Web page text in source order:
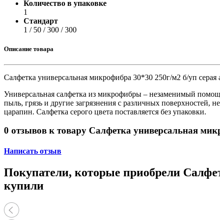
Принтеры, копиры, МФУ
Количество в упаковке
1
Стандарт
1 / 50 / 300 / 300
Описание товара
Салфетка универсальная микрофибра 30*30 250г/м2 б/уп серая
Универсальная салфетка из микрофибры – незаменимый
пыль, грязь и другие загрязнения с различных поверхностей,
царапин. Салфетка серого цвета поставляется без упаковки.
0 отзывов к товару Салфетка универсальная
Написать отзыв
Покупатели, которые приобрели
купили